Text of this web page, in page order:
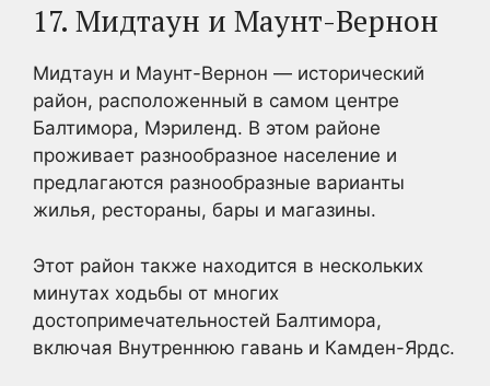
17. Мидтаун и Маунт-Вернон
Мидтаун и Маунт-Вернон — исторический
район, расположенный в самом центре
Балтимора, Мэриленд. В этом районе
проживает разнообразное население и
предлагаются разнообразные варианты
жилья, рестораны, бары и магазины.
Этот район также находится в нескольких
минутах ходьбы от многих
достопримечательностей Балтимора,
включая Внутреннюю гавань и Камден-Ярдс.